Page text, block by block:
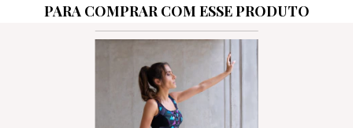
PARA COMPRAR COM ESSE PRODUTO